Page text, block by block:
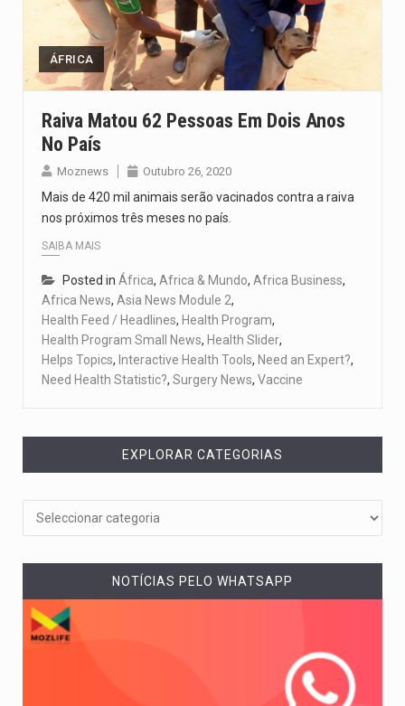
ÁFRICA
Raiva Matou 62 Pessoas Em Dois Anos
No País
Moznews Outubro 26, 2020
Mais de 420 mil animais serão vacinados contra a raiva
nos próximos três meses no país.
SAIBA MAIS
Posted in África, Africa & Mundo, Africa Business,
Africa News, Asia News Module 2,
Health Feed / Headlines, Health Program,
Health Program Small News, Health Slider,
Helps Topics, Interactive Health Tools, Need an Expert?,
Need Health Statistic?, Surgery News, Vaccine
EXPLORAR CATEGORIAS
NOTÍCIAS PELO WHATSAPP